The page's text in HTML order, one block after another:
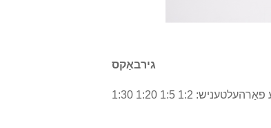
גירבאַקס